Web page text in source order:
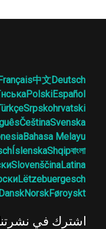
Deutsch
中文
Español
Polski
Srpskohrvatski
Svenska
Čeština
Bahasa Melayu
বাংলা
Shqip
Íslenska
Latina
Slovenščina
Lëtzebuergesch
Føroyskt
Norsk
Dansk
اشترك في